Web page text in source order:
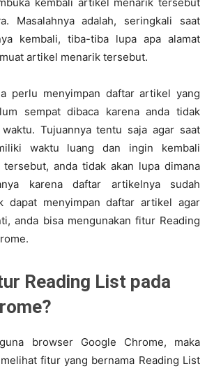
Masalahnya adalah, seringkali saat
kembali, tiba-tiba lupa apa alamat
artikel menarik tersebut.
perlu menyimpan daftar artikel yang
sempat dibaca karena anda tidak
Tujuannya tentu saja agar saat
waktu luang dan ingin kembali
tersebut, anda tidak akan lupa dimana
karena daftar artikelnya sudah
dapat menyimpan daftar artikel agar
anda bisa mengunakan fitur Reading
browser Google Chrome, maka
fitur yang bernama Reading List